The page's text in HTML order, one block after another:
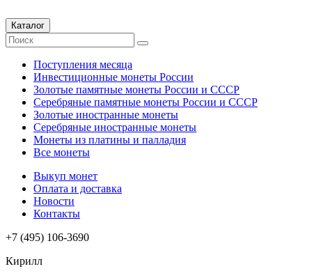
Каталог
Поступления месяца
Инвестиционные монеты России
Золотые памятные монеты России и СССР
Серебряные памятные монеты России и СССР
Золотые иностранные монеты
Серебряные иностранные монеты
Монеты из платины и палладия
Все монеты
Выкуп монет
Оплата и доставка
Новости
Контакты
+7 (495) 106-3690
Кирилл